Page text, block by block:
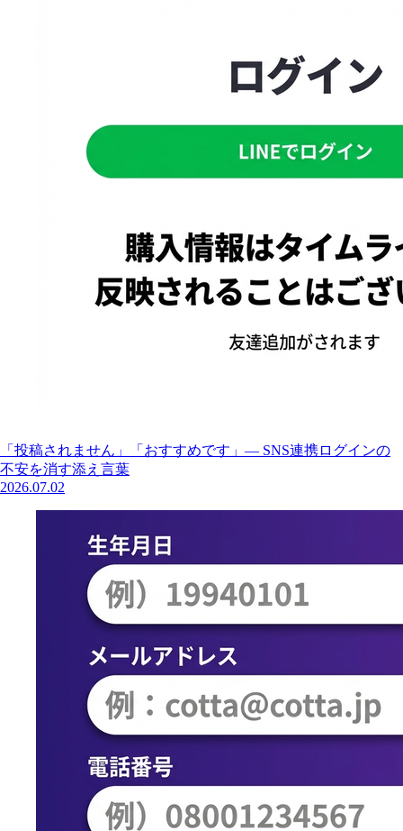
「投稿されません」「おすすめです」— SNS連携ログインの
不安を消す添え言葉
2026.07.02